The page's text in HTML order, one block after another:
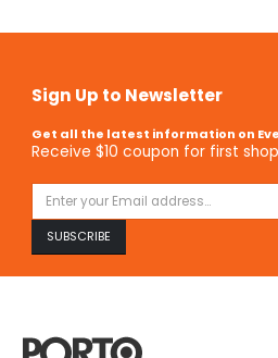
Sign Up to Newsletter
Get all the latest information on
Receive $10 coupon for first